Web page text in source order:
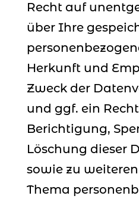
Recht auf
über Ihre
Herkunft und
Zweck der
und ggf. ein
Berichtigung,
Löschung dieser
sowie zu
Thema